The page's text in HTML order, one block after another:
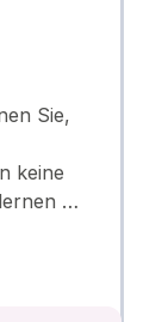
Sie,
keine
…